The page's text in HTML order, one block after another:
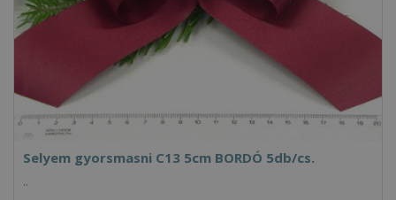
Selyem gyorsmasni C13 5cm BORDÓ 5db/cs.
..